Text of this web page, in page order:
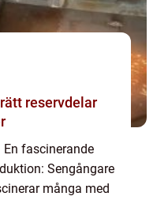
reservdelar
fascinerande
Sengångare
många med